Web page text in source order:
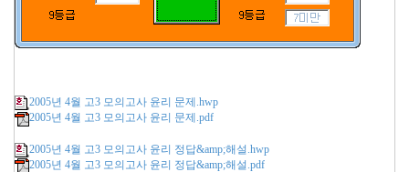
2005년 4월 고3 모의고사 윤리 문제.hwp
2005년 4월 고3 모의고사 윤리 문제.pdf
2005년 4월 고3 모의고사 윤리 정답&amp;해설.hwp
2005년 4월 고3 모의고사 윤리 정답&amp;해설.pdf